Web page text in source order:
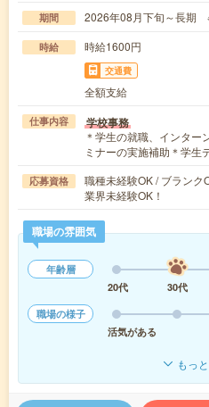
期間 2026年08月下旬～長期
時給 時給1600円
交通費
全額支給
仕事内容 学校事務
＊学生の就職、インター
ミナーの実施補助＊学
応募資格
職種未経験OK / ブランク
業界未経験OK！
職場の雰囲気
年齢層
20代
30代
職場の様子
活気がある
もっ